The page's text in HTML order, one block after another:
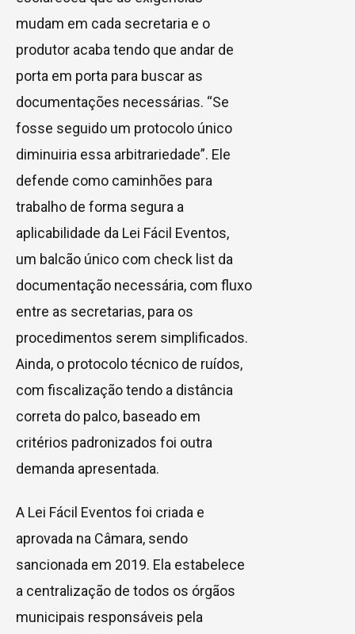
mudam em cada secretaria e o
produtor acaba tendo que andar de
porta em porta para buscar as
documentações necessárias. “Se
fosse seguido um protocolo único
diminuiria essa arbitrariedade”. Ele
defende como caminhões para
trabalho de forma segura a
aplicabilidade da Lei Fácil Eventos,
um balcão único com check list da
documentação necessária, com fluxo
entre as secretarias, para os
procedimentos serem simplificados.
Ainda, o protocolo técnico de ruídos,
com fiscalização tendo a distância
correta do palco, baseado em
critérios padronizados foi outra
demanda apresentada.
A Lei Fácil Eventos foi criada e
aprovada na Câmara, sendo
sancionada em 2019. Ela estabelece
a centralização de todos os órgãos
municipais responsáveis pela